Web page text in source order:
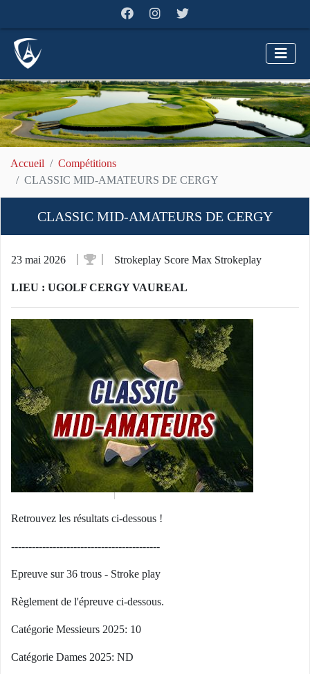
Accueil
Compétitions
CLASSIC MID-AMATEURS DE CERGY
CLASSIC MID-AMATEURS DE CERGY
23 mai 2026 Strokeplay Score Max Strokeplay
LIEU : UGOLF CERGY VAUREAL
Retrouvez les résultats ci-dessous !
-------------------------------------------
Epreuve sur 36 trous - Stroke play
Règlement de l'épreuve ci-dessous.
Catégorie Messieurs 2025: 10
Catégorie Dames 2025: ND